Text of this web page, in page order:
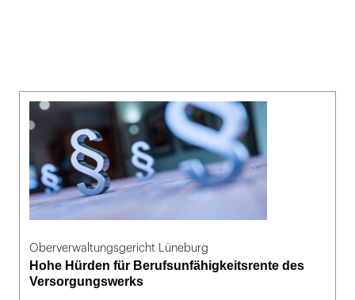
Oberverwaltungsgericht Lüneburg
Hohe Hürden für Berufsunfähigkeitsrente des
Versorgungswerks